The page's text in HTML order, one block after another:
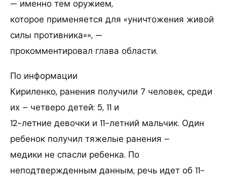
— именно тем оружием,
которое применяется для «уничтожения живой
силы противника»», —
прокомментировал глава области.
По информации
Кириленко, ранения получили 7 человек, среди
их – четверо детей: 5, 11 и
12-летние девочки и 11-летний мальчик. Один
ребенок получил тяжелые ранения –
медики не спасли ребенка. По
неподтвержденным данным, речь идет об 11-